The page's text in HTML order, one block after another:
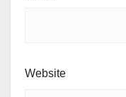
Website